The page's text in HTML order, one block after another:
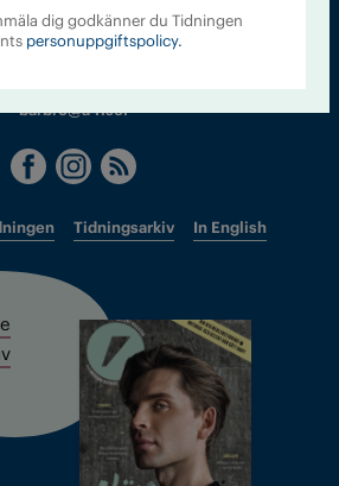
Bondegatan 21, 116 33 Stockholm
accent@iogt.se
utgivare: Barbro Janson Lundkvist,
barbro@a4.se.
Tidningsarkiv In English
dig godkänner du Tidningen
personuppgiftspolicy.